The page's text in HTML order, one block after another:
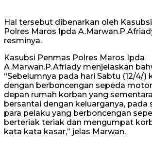
Hal tersebut dibenarkan oleh
Polres Maros Ipda
resminya.
Kasubsi Penmas Polres Maros Ipda
A.Marwan.P.Afriady menjelaskan
“Sebelumnya pada hari Sabtu (12/4/)
dengan berboncengan sepeda
depan rumah korban yang
bersantai dengan keluarganya, pada
para pelaku yang berboncengan
berteriak teriak dan mengumpat
kata kata kasar,” jelas Marwan.